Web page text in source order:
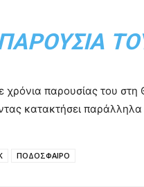
χρόνια παρουσίας του
κατακτήσει
ΠΟΔΟΣΦΑΙΡΟ